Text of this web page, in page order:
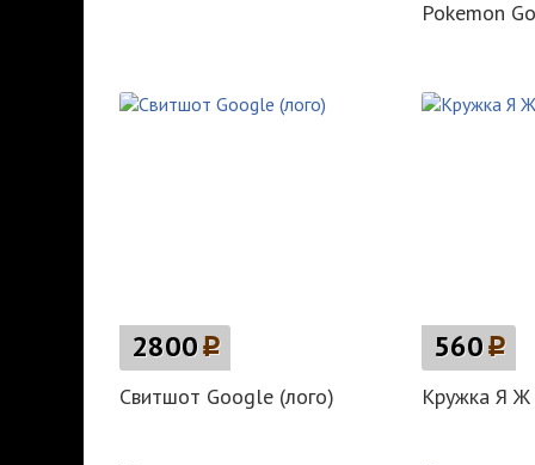
Pokemon
2800p
Свитшот Google (лого)
560p
Кружка Я